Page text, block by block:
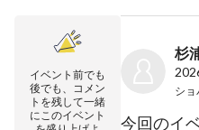
イベント前でも
後でも、コメン
トを残して一緒
にこのイベント
杉
シ
今回のイ